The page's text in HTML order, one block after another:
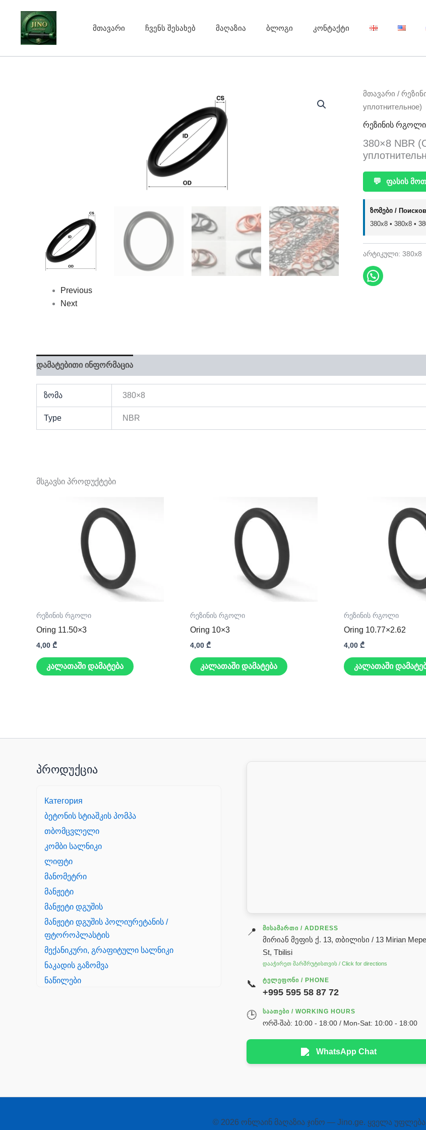
content
მთავარი ჩვენს შესახებ მაღაზია ბლოგი კონტაქტი
Previous
Next
მთავარი /
уплотнительное)
რეზინის რგოლი
380×8 NBR
💬 ფასის
ზომები /
380x8 • 380х8 •
არტიკული: 380x8
დამატებითი ინფორმაცია
ზომა 380×8
Type NBR
მსგავსი პროდუქტები
რეზინის რგოლი
Oring 11.50×3
4,00 ₾
კალათაში დამატება
რეზინის რგოლი
Oring 10×3
4,00 ₾
კალათაში დამატება
რეზინის რგოლი
Oring 10.77×2.62
4,00 ₾
კალათაში
პროდუქცია
Категория
ბეტონის სტიაშკის პომპა
თბომცვლელი
კომბი სალნიკი
ლიფტი
მანომეტრი
მანჟეტი
მანჟეტი დგუშის
მანჟეტი დგუშის პოლიურეტანის /
ფტოროპლასტის
მექანიკური, გრაფიტული სალნიკი
ნაკადის გაზომვა
ნაწილები
რეზინის რგოლი
📍 ᲛᲘᲡᲐᲛᲐᲠᲗᲘ / ADDRESS
მირიან მეფის ქ. 13, თბილისი / 13 Mirian Mepe
St, Tbilisi
დააჭირეთ მარშრუტისთვის / Click for directions
📞 ᲢᲔᲚᲔᲤᲝᲜᲘ / PHONE
+995 595 58 87 72
🕒 ᲡᲐᲐᲗᲔᲑᲘ / WORKING HOURS
ორშ-შაბ: 10:00 - 18:00 / Mon-Sat: 10:00 - 18:00
WhatsApp Chat
© 2026 ონლაინ მაღაზია ჯინო — Jino.ge. ყველა